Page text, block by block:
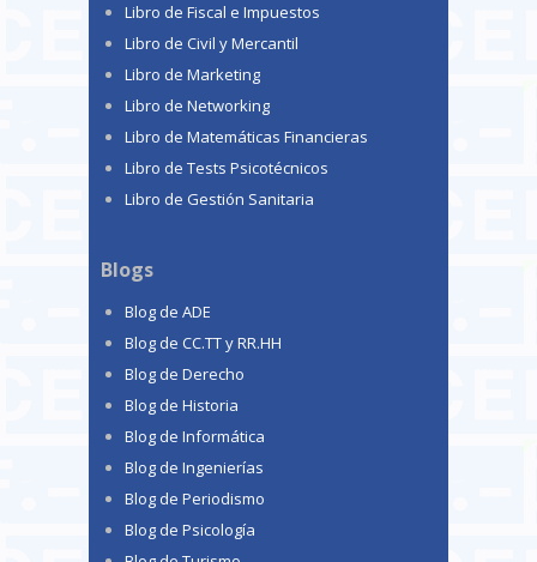
Libro de Fiscal e Impuestos
Libro de Civil y Mercantil
Libro de Marketing
Libro de Networking
Libro de Matemáticas Financieras
Libro de Tests Psicotécnicos
Libro de Gestión Sanitaria
Blogs
Blog de ADE
Blog de CC.TT y RR.HH
Blog de Derecho
Blog de Historia
Blog de Informática
Blog de Ingenierías
Blog de Periodismo
Blog de Psicología